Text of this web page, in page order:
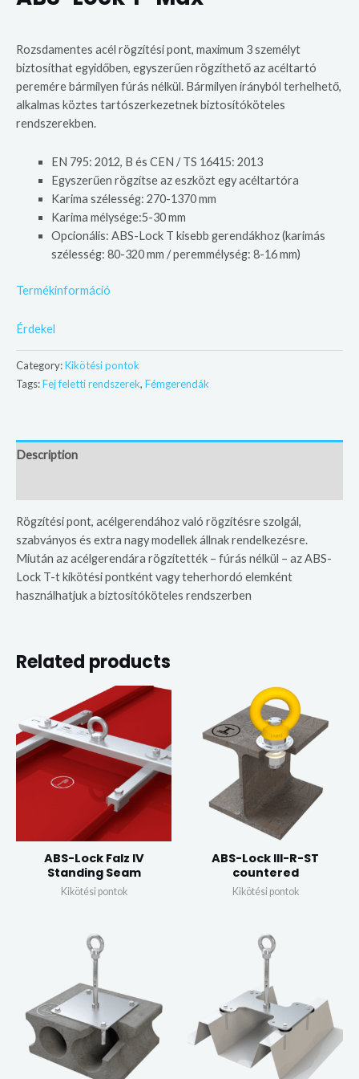
Rozsdamentes acél rögzítési pont, maximum 3 személyt
biztosíthat egyidőben, egyszerűen rögzíthető az acéltartó
peremére bármilyen fúrás nélkül. Bármilyen irányból terhelhető,
alkalmas köztes tartószerkezetnek biztosítóköteles
rendszerekben.
EN 795: 2012, B és CEN / TS 16415: 2013
Egyszerűen rögzítse az eszközt egy acéltartóra
Karima szélesség: 270-1370 mm
Karima mélysége:5-30 mm
Opcionális: ABS-Lock T kisebb gerendákhoz (karimás
szélesség: 80-320 mm / peremmélység: 8-16 mm)
Termékinformáció
Érdekel
Category:Kikötési pontok
Tags:Fej feletti rendszerek, Fémgerendák
Description
Rögzítési pont, acélgerendához való rögzítésre szolgál,
szabványos és extra nagy modellek állnak rendelkezésre.
Miután az acélgerendára rögzítették – fúrás nélkül – az ABS-
Lock T-t kikötési pontként vagy teherhordó elemként
használhatjuk a biztosítóköteles rendszerben
Related products
ABS-Lock Falz IV
Standing Seam
Kikötési pontok
ABS-Lock III-R-ST
countered
Kikötési pontok